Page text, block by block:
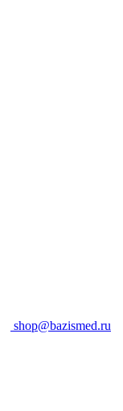
shop@bazismed.ru